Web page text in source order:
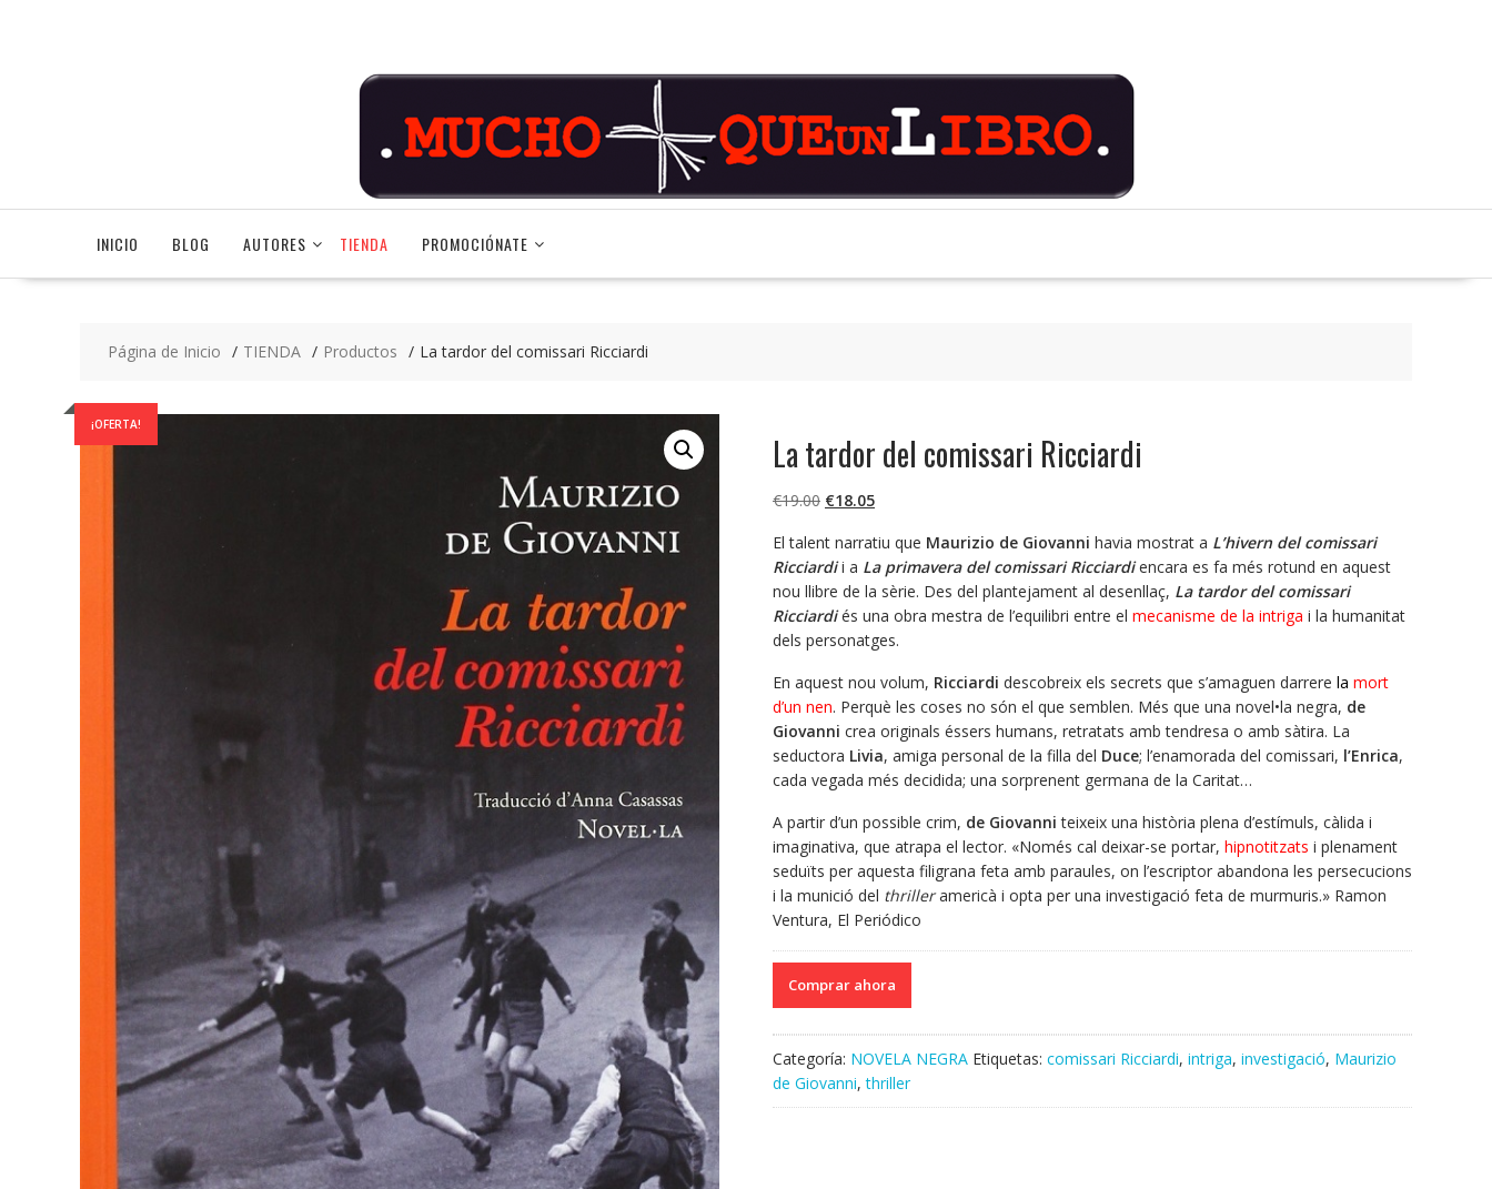
INICIO BLOG AUTORES TIENDA PROMOCIÓNATE
Página de Inicio TIENDA Productos La tardor del comissari Ricciardi
¡OFERTA!
La tardor del comissari Ricciardi
€19.00 El
original
era:
€19.00.
€18.05El
actual
es:
€18.05.
El talent narratiu que Maurizio de Giovanni havia mostrat a L’hivern del comissari
Ricciardii a La primavera del comissari Ricciardiencara es fa més rotund en aquest
nou llibre de la sèrie. Des del plantejament al desenllaç, La tardor del comissari
Ricciardiés una obra mestra de l’equilibri entre el mecanisme de la intriga i la humanitat
dels personatges.
En aquest nou volum, Ricciardi descobreix els secrets que s’amaguen darrere la mort
d’un nen. Perquè les coses no són el que semblen. Més que una novel•la negra, de
Giovanni crea originals éssers humans, retratats amb tendresa o amb sàtira. La
seductora Livia, amiga personal de la filla del Duce; l’enamorada del comissari, l’Enrica,
cada vegada més decidida; una sorprenent germana de la Caritat…
A partir d’un possible crim, de Giovanni teixeix una història plena d’estímuls, càlida i
imaginativa, que atrapa el lector. «Només cal deixar-se portar, hipnotitzats i plenament
seduïts per aquesta filigrana feta amb paraules, on l’escriptor abandona les persecucions
i la munició del thrilleramericà i opta per una investigació feta de murmuris.» Ramon
Ventura, El Periódico
Comprar ahora
Categoría: NOVELA NEGRA Etiquetas: comissari Ricciardi, intriga, investigació, Maurizio
de Giovanni,thriller